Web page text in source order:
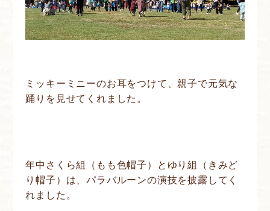
ミッキーミニーのお耳をつけて、親子で元気な
踊りを見せてくれました。
年中さくら組（もも色帽子）とゆり組（きみど
り帽子）は、パラバルーンの演技を披露してく
れました。